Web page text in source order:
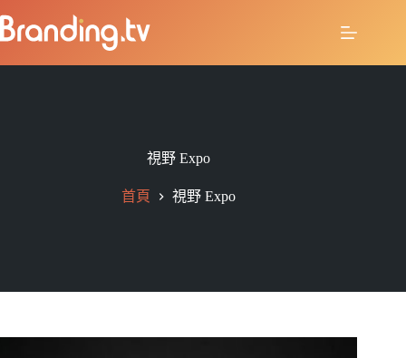
視野 Expo
首頁 視野 Expo